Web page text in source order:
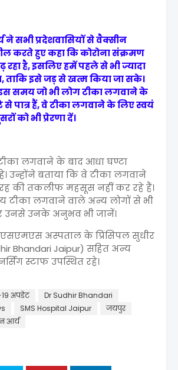
ने सभी प्रदेशवासियों से वैक्सीन
करते हुए कहा कि कोरोना संक्रमण
रहा है, इसलिए हमें पहले से भी ज्यादा
ताकि इसे जड़ से खत्म किया जा सके।
समय जो भी लोग टीका लगवाने के
से पात्र हैं, वे टीका लगवाने के लिए स्वयं
को भी प्रेरणा दें।
लगवाने के बाद आधा घण्टा
उन्होंने बताया कि वे टीका लगवाने
की तकलीफ महसूस नहीं कर रहे हैं।
टीका लगवाने वाले अन्य लोगों से भी
उनसे उनके अनुभव भी जानें।
अस्पताल के प्रिंसिपल सुधीर
Bhandari Jaipur) सहित अन्य
स्टाफ उपस्थित रहे।
अपडेट
Dr Sudhir Bhandari
SMS Hospital Jaipur
जयपुर
आर्य